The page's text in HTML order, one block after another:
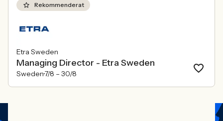
Rekommenderat
Etra Sweden
Managing Director - Etra Sweden
Sweden7/8 – 30/8